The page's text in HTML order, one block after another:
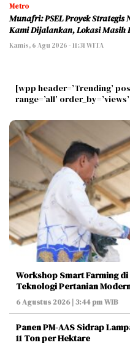
Metro
Munafri: PSEL Proyek Strategis
Kami Dijalankan, Lokasi Masih
Kamis, 6 Agu 2026 - 11:31 WITA
[wpp header=’Trending’
range=’all’
Workshop Smart Farming
Teknologi Pertanian
6 Agustus 2026 | 3:44 pm WIB
Panen PM-AAS Sidrap
11 Ton per Hektare